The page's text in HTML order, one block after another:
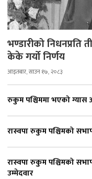
भण्डारीको निधनप्रति
केके गर्यो निर्णय
आइतबार, साउन १७, २०८३
रुकुम पश्चिममा भएको ग्यास
रास्वपा रुकुम पश्चिमको
रास्वपा रुकुम पश्चिमको
उम्मेदवार